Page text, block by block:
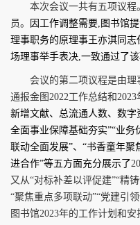
本次会议一共有五项议
员。
因工作调整需要,图书馆
理事职务的原理事王亦淇同
场理事举手表决,一致通过了
会议的第二项议程是由
通报金图 2022工作总结和2023
新增文献、总流通人数、数
全面事业保障基础夯实”“业务
联动全面发展”、“书香童年聚
进合作”等五方面充分展示了
又从“对标补差以评促建”“精
“聚焦重点多项联动”“党建引
图书馆2023年的工作计划和安